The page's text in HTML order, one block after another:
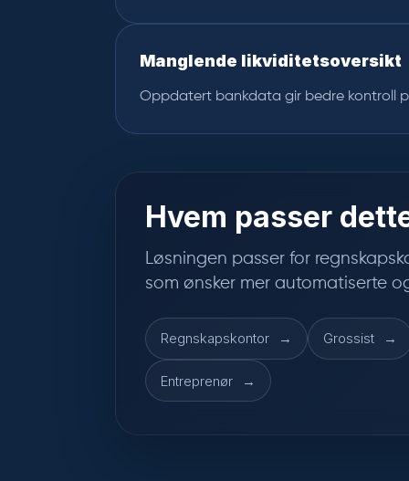
Manglende likviditetsoversikt
Oppdatert bankdata gir bedre kontroll
Hvem passer
Løsningen passer for
som ønsker mer automatiserte
Regnskapskontor Grossist
Entreprenør